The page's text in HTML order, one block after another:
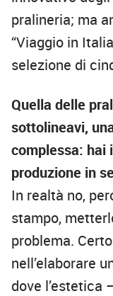
pralineria; ma
“Viaggio in
selezione di
Quella delle
sottolineavi,
complessa:
produzione in
In realtà no,
stampo,
problema.
nell’elaborare
dove l’estetica